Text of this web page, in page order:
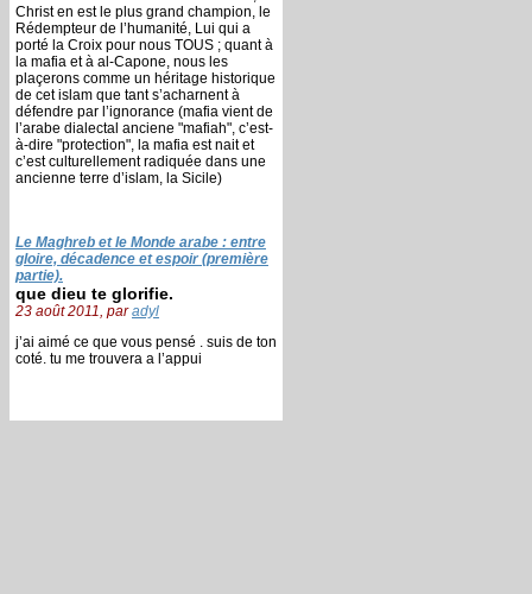
Christ en est le plus grand champion, le
Rédempteur de l’humanité, Lui qui a
porté la Croix pour nous TOUS ; quant à
la mafia et à al-Capone, nous les
plaçerons comme un héritage historique
de cet islam que tant s’acharnent à
défendre par l’ignorance (mafia vient de
l’arabe dialectal anciene "mafiah", c’est-
à-dire "protection", la mafia est nait et
c’est culturellement radiquée dans une
ancienne terre d’islam, la Sicile)
Le Maghreb et le Monde arabe : entre
gloire, décadence et espoir (première
partie).
que dieu te glorifie.
23 août 2011, paradyl
j’ai aimé ce que vous pensé . suis de ton
coté. tu me trouvera a l’appui